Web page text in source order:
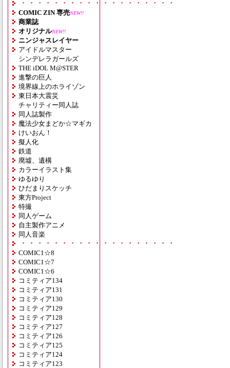
・・・・・・・・・・・・・・・・・・・
COMIC ZIN 専売NEW!!
商業誌
オリジナルNEW!!
ニンジャスレイヤー
アイドルマスター
シンデレラガールズ
THE iDOL M@STER
進撃の巨人
境界線上のホライゾン
東日本大震災
チャリティー同人誌
同人誌製作
魔法少女まどか☆マギカ
けいおん！
擬人化
鉄道
廃墟、遺構
カラーイラスト集
ゆるゆり
ひだまりスケッチ
東方Project
特撮
同人ゲーム
自主製作アニメ
同人音楽
・・・・・・・・・・・・・・・・・・・
COMIC1☆8
COMIC1☆7
COMIC1☆6
コミティア134
コミティア131
コミティア130
コミティア129
コミティア128
コミティア127
コミティア126
コミティア125
コミティア124
コミティア123